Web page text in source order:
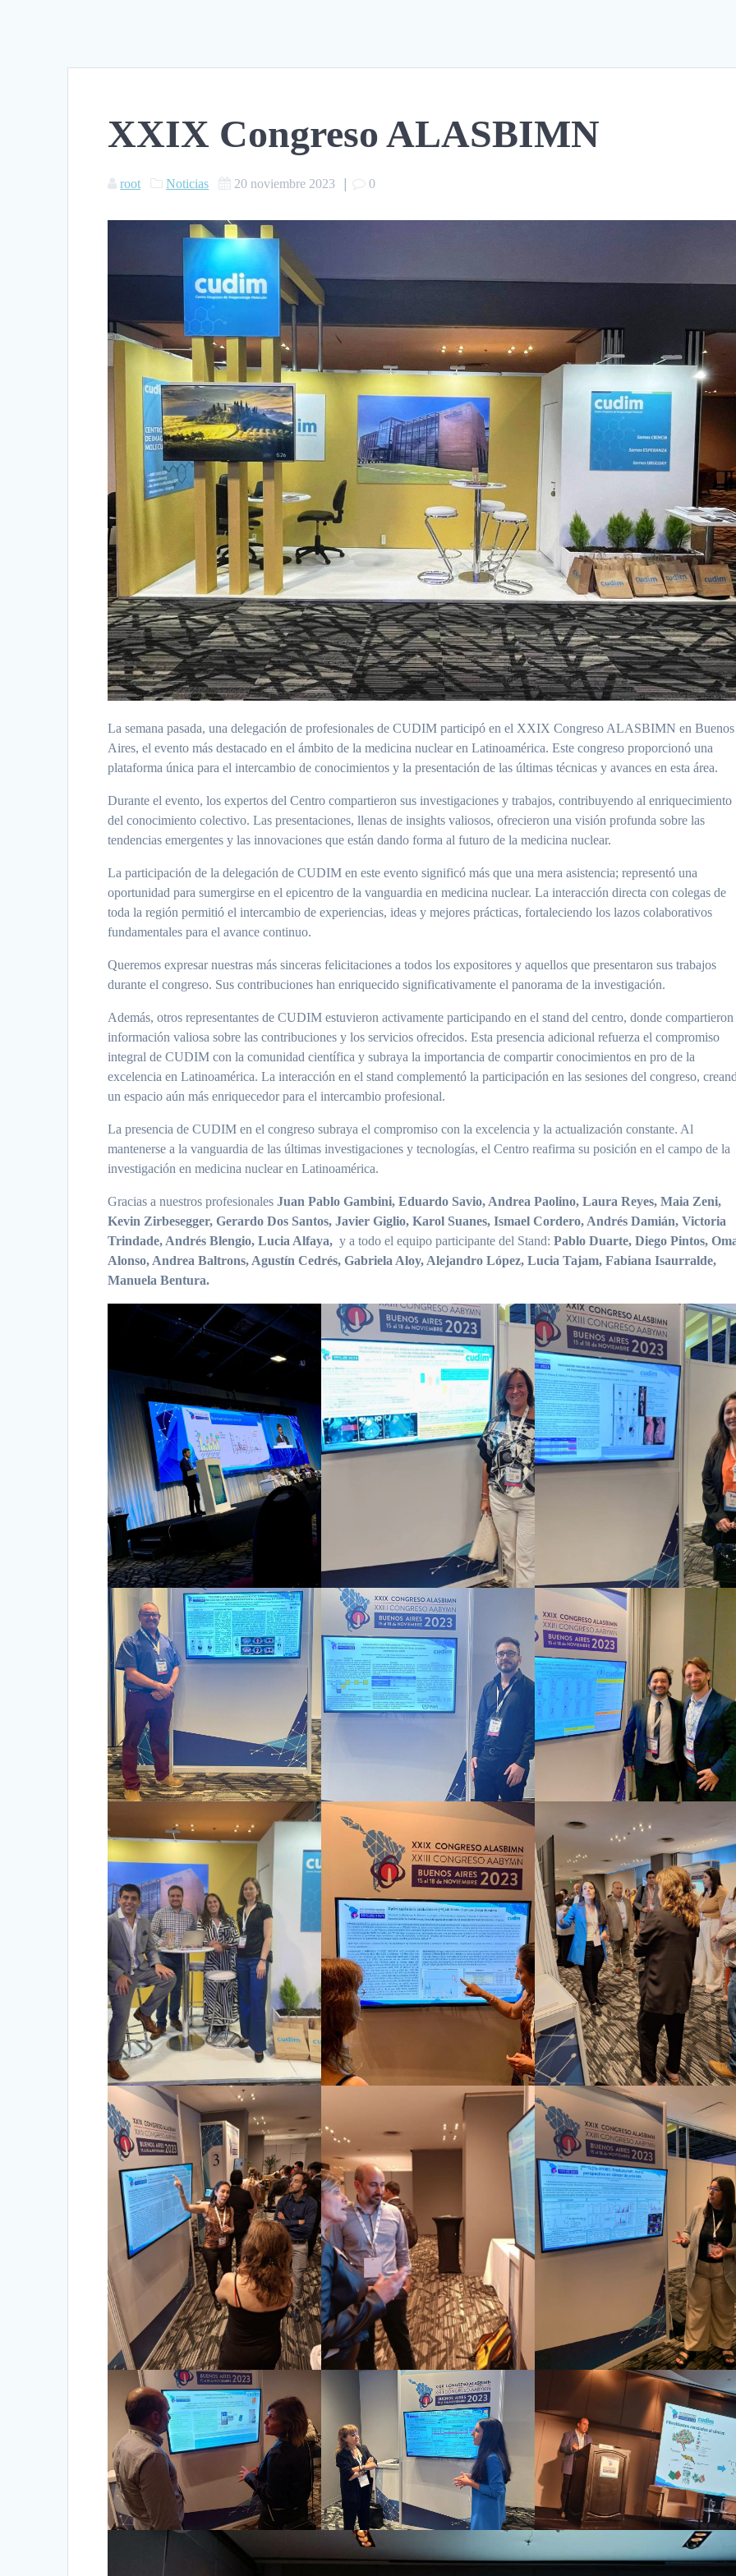
XXIX Congreso ALASBIMN
root Noticias 20 noviembre 2023 | 0
La semana pasada, una delegación de profesionales de CUDIM participó en el XXIX Congreso ALASBIMN en Buenos
Aires, el evento más destacado en el ámbito de la medicina nuclear en Latinoamérica. Este congreso proporcionó una
plataforma única para el intercambio de conocimientos y la presentación de las últimas técnicas y avances en esta área.
Durante el evento, los expertos del Centro compartieron sus investigaciones y trabajos, contribuyendo al enriquecimiento
del conocimiento colectivo. Las presentaciones, llenas de insights valiosos, ofrecieron una visión profunda sobre las
tendencias emergentes y las innovaciones que están dando forma al futuro de la medicina nuclear.
La participación de la delegación de CUDIM en este evento significó más que una mera asistencia; representó una
oportunidad para sumergirse en el epicentro de la vanguardia en medicina nuclear. La interacción directa con colegas de
toda la región permitió el intercambio de experiencias, ideas y mejores prácticas, fortaleciendo los lazos colaborativos
fundamentales para el avance continuo.
Queremos expresar nuestras más sinceras felicitaciones a todos los expositores y aquellos que presentaron sus trabajos
durante el congreso. Sus contribuciones han enriquecido significativamente el panorama de la investigación.
Además, otros representantes de CUDIM estuvieron activamente participando en el stand del centro, donde compartieron
información valiosa sobre las contribuciones y los servicios ofrecidos. Esta presencia adicional refuerza el compromiso
integral de CUDIM con la comunidad científica y subraya la importancia de compartir conocimientos en pro de la
excelencia en Latinoamérica. La interacción en el stand complementó la participación en las sesiones del congreso,
un espacio aún más enriquecedor para el intercambio profesional.
La presencia de CUDIM en el congreso subraya el compromiso con la excelencia y la actualización constante. Al
mantenerse a la vanguardia de las últimas investigaciones y tecnologías, el Centro reafirma su posición en el campo de la
investigación en medicina nuclear en Latinoamérica.
Gracias a nuestros profesionalesJuan Pablo Gambini, Eduardo Savio, Andrea Paolino, Laura Reyes, Maia Zeni,
Kevin Zirbesegger, Gerardo Dos Santos, Javier Giglio, Karol Suanes, Ismael Cordero, Andrés Damián, Victoria
Trindade, Andrés Blengio, Lucia Alfaya,y a todo el equipo participante del Stand:Pablo Duarte, Diego Pintos,
Alonso, Andrea Baltrons, Agustín Cedrés, Gabriela Aloy, Alejandro López, Lucia Tajam, Fabiana Isaurralde,
Manuela Bentura.